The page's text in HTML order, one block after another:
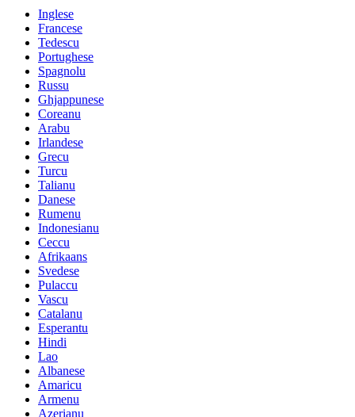
Inglese
Francese
Tedescu
Portughese
Spagnolu
Russu
Ghjappunese
Coreanu
Arabu
Irlandese
Grecu
Turcu
Talianu
Danese
Rumenu
Indonesianu
Ceccu
Afrikaans
Svedese
Pulaccu
Vascu
Catalanu
Esperantu
Hindi
Lao
Albanese
Amaricu
Armenu
Azerianu